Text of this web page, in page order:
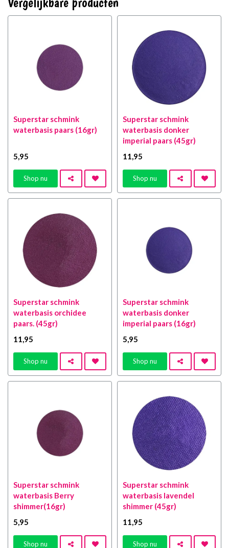
Superstar schmink
waterbasis paars (16gr)
5 ,95
Shop nu
Superstar schmink
waterbasis donker
imperial paars (45gr)
11 ,95
Shop nu
Superstar schmink
waterbasis orchidee
paars. (45gr)
11 ,95
Shop nu
Superstar schmink
waterbasis donker
imperial paars (16gr)
5 ,95
Shop nu
Superstar schmink
waterbasis Berry
shimmer(16gr)
5 ,95
Shop nu
Superstar schmink
waterbasis lavendel
shimmer (45gr)
11 ,95
Shop nu